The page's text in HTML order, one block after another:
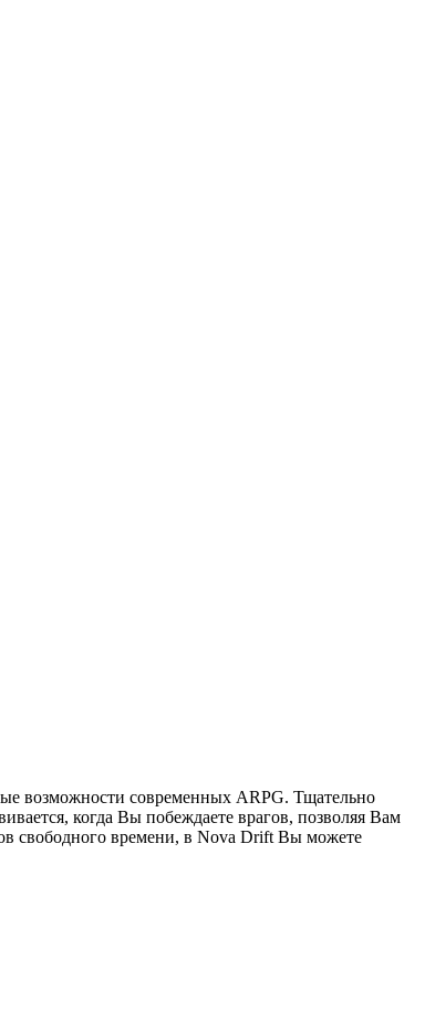
возможности современных ARPG. Тщательно
когда Вы побеждаете врагов, позволяя Вам
свободного времени, в Nova Drift Вы можете